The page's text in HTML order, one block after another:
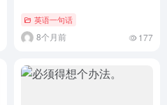
英语一句话
8个月前 177